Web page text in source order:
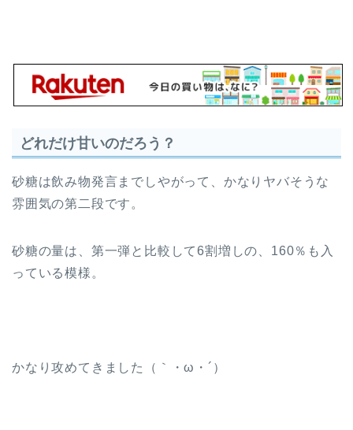
どれだけ甘いのだろう？
砂糖は飲み物発言までしやがって、かなりヤバそうな
雰囲気の第二段です。
砂糖の量は、第一弾と比較して6割増しの、160％も入
っている模様。
かなり攻めてきました（｀・ω・´）